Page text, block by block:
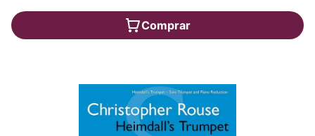
Comprar